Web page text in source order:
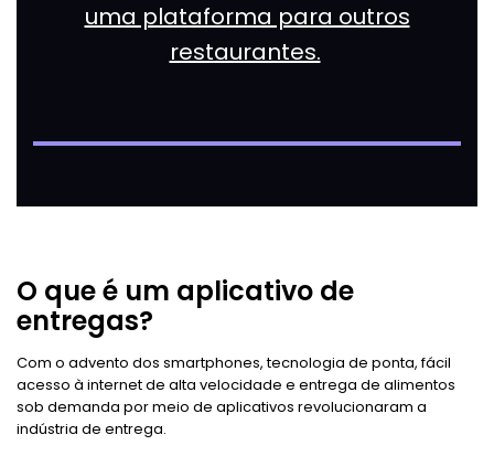
uma plataforma para outros
restaurantes.
O que é um aplicativo de
entregas?
Com o advento dos smartphones, tecnologia de ponta, fácil
acesso à internet de alta velocidade e entrega de alimentos
sob demanda por meio de aplicativos revolucionaram a
indústria de entrega.